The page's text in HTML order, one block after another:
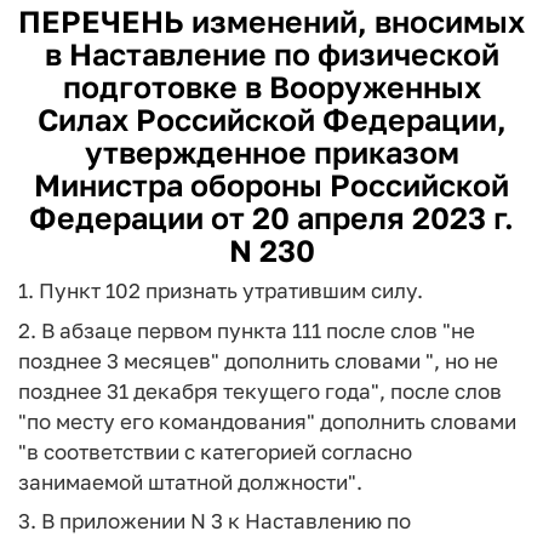
ПЕРЕЧЕНЬ изменений, вносимых
в Наставление по физической
подготовке в Вооруженных
Силах Российской Федерации,
утвержденное приказом
Министра обороны Российской
Федерации от 20 апреля 2023 г.
N 230
1. Пункт 102 признать утратившим силу.
2. В абзаце первом пункта 111 после слов "не
позднее 3 месяцев" дополнить словами ", но не
позднее 31 декабря текущего года", после слов
"по месту его командования" дополнить словами
"в соответствии с категорией согласно
занимаемой штатной должности".
3. В приложении N 3 к Наставлению по